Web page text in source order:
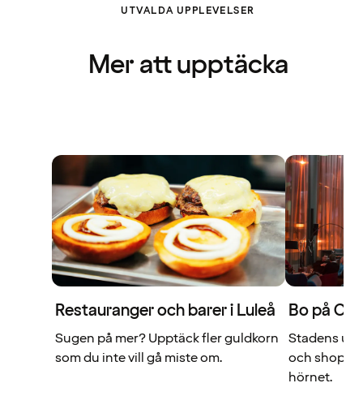
UTVALDA UPPLEVELSER
Mer att upptäcka
Restauranger och barer i Luleå
Sugen på mer? Upptäck fler guldkorn
som du inte vill gå miste om.
Bo på
Stadens
och
hörnet.